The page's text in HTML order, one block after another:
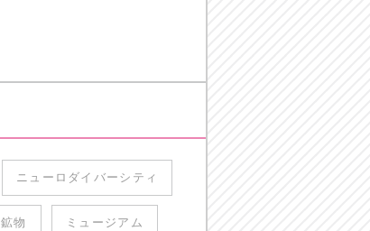
ニューロダイバーシティ
鉱物 ミュージアム